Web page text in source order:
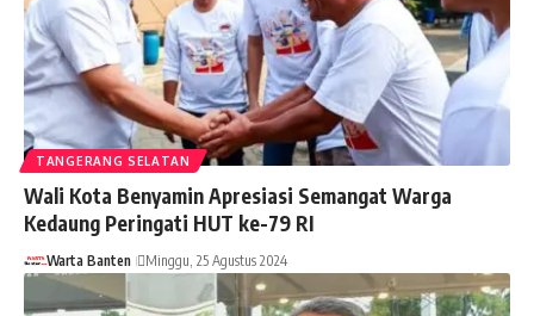
TANGERANG SELATAN
Wali Kota Benyamin Apresiasi Semangat Warga
Kedaung Peringati HUT ke-79 RI
Warta Banten Minggu, 25 Agustus 2024